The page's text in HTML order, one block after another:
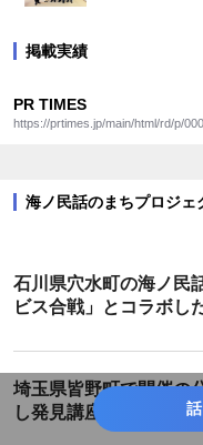
掲載実績
PR TIMES
https://prtimes.jp/main/html/rd/p/
海ノ民話のまちプロジ
石川県穴水町の海ノ民
ビス合戦」とコラボし
埼玉県皆野町で開催の
し発見講座」にて海ノ
「カミの話」を上映・